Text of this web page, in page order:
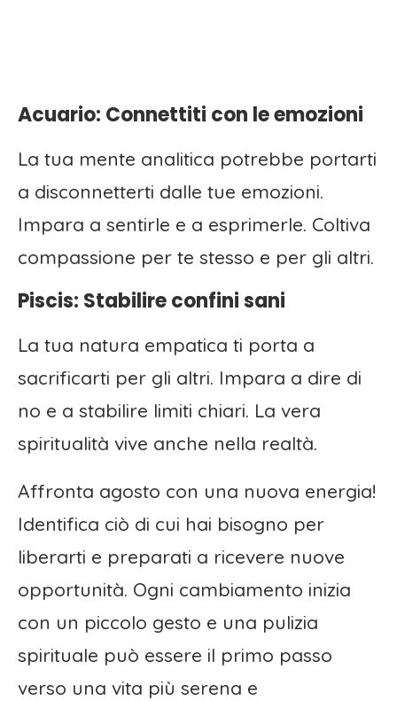
Acuario: Connettiti con le emozioni
La tua mente analitica potrebbe portarti
a disconnetterti dalle tue emozioni.
Impara a sentirle e a esprimerle. Coltiva
compassione per te stesso e per gli altri.
Piscis: Stabilire confini sani
La tua natura empatica ti porta a
sacrificarti per gli altri. Impara a dire di
no e a stabilire limiti chiari. La vera
spiritualità vive anche nella realtà.
Affronta agosto con una nuova energia!
Identifica ciò di cui hai bisogno per
liberarti e preparati a ricevere nuove
opportunità. Ogni cambiamento inizia
con un piccolo gesto e una pulizia
spirituale può essere il primo passo
verso una vita più serena e